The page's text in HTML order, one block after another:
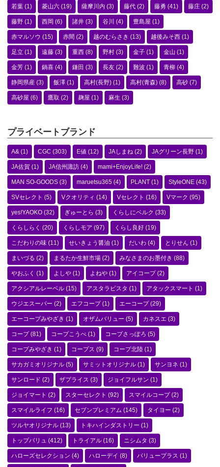
若葉 (1) 菱山六 (19) 薩摩川内 (3) 藤代 (2) 藤勇 (41) 藤庄 (2)
藤野 (1) 西岡 (6) 諸井 (3) 谷川 (4) 豊島屋 (1)
赤マルソウ (15) 赤間 (2) 越のむらさき (13) 越後みそ西 (1)
足立 (1) 遠藤 (3) 重西 (8) 野村 (3) 金子 (1) 金山 (1)
金芳 (1) 鍋喜 (4) 鎌田 (3) 長友 (2) 難波 (1) 青柳 (4)
静岡県産 (3) 飯澤 (1) 高村(長野) (1) 高村(青森) (8) 高砂 (7)
高砂屋 (6) 鷹取 (2) 麹屋 (1) 麻生 (3)
プライベートブランド
A& (1) CGC (303) E値 (12) JAしまね (2) JAグリーン長野 (1)
JA佐賀 (1) JA信州諏訪 (4) mami+EnjoyLife! (2)
MAN SO-GOODS (3) maruetsu365 (4) PLANT (1) StyleONE (43)
SVセレクト (5) Vクオリティ (14) Vセレクト (16) Vマーク (95)
yes!YAOKO (32) ぎゅーとら (3) くらしにベルク (33)
くらしらく (20) くらしモア (97) くらし良好 (19)
こだわりの味 (11) せいきょう醤油 (1) だいわ (4) とりせん (1)
まいづる (2) まるたか生鮮市場 (2) みなさまのお墨付き (88)
やおふく (1) よしや (1) よねや (1) アイコープ(2)
アクシアルレーベル (15) アスタラビスタ (1) アタックスマート (1)
ウジエスーパー (2) エフコープ(1) エーコープ(29)
エーコープみやざき (1) オザムバリュー (5) カネスエ (3)
コープ(81) コープこうべ (1) コープさっぽろ (5)
コープみやざき (1) コープス (9) コープ北陸 (1)
サカガミオリジナル (5) サミットオリジナル (1) サンヨネ (1)
サンロード (2) ザプライス (3) ジョイフルサン (1)
ジョイマート (2) スターセレクト (92) スマイルコープ(2)
スマイルライフ (16) セブンプレミアム (145) タイヨー (2)
ツルヤオリジナル (13) トキハインダストリー (1)
トップバリュ (412) トライアル (16) ニシムタ (3)
ハローズセレクション (4) ハローデイ (8) バリュープラス (1)